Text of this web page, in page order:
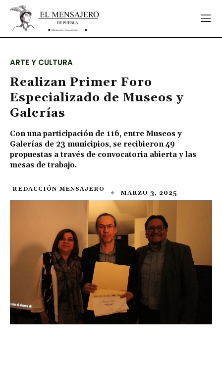
ARTE Y CULTURA
Realizan Primer Foro
Especializado de Museos y
Galerías
Con una participación de 116, entre Museos y
Galerías de 23 municipios, se recibieron 49
propuestas a través de convocatoria abierta y las
mesas de trabajo.
REDACCIÓN MENSAJERO MARZO 3, 2025